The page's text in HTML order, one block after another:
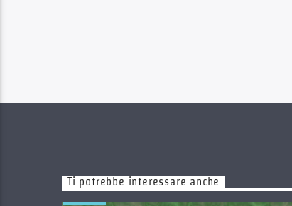
Ti potrebbe interessare anche